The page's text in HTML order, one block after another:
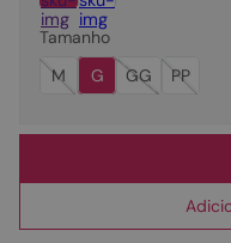
Tamanho
M
G GG PP
óculos
10º couro